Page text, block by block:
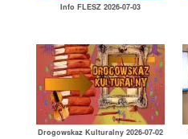
Info FLESZ 2026-07-03
Drogowskaz Kulturalny 2026-07-02